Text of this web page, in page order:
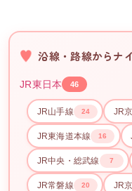
沿線・路線からナ
JR東日本 46
JR山手線 24 JR
JR東海道本線 16
JR中央・総武線 7
JR常磐線 20 JR